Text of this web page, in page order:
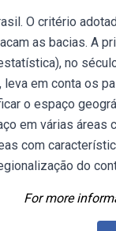
O critério
as bacias. A
no
em conta os
o espaço
em várias
com
do
For more